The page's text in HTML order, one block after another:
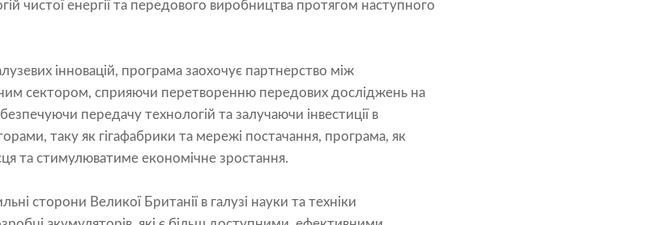
чистої енергії та передового виробництва протягом наступного
інновацій, програма заохочує партнерство між
сектором, сприяючи перетворенню передових досліджень на
передачу технологій та залучаючи інвестиції в
таку як гігафабрики та мережі постачання, програма, як
та стимулюватиме економічне зростання.
сторони Великої Британії в галузі науки та техніки